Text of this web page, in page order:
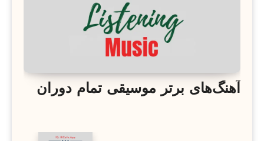
آهنگ‌های برتر موسیقی تمام دوران